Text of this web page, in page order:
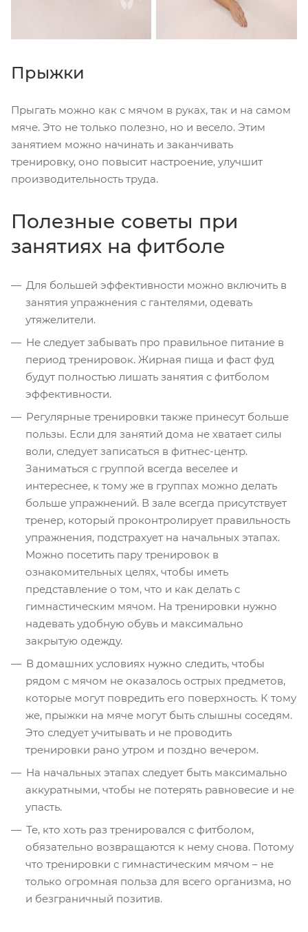
Прыжки
Прыгать можно как с мячом в руках, так и на самом
мяче. Это не только полезно, но и весело. Этим
занятием можно начинать и заканчивать
тренировку, оно повысит настроение, улучшит
производительность труда.
Полезные советы при
занятиях на фитболе
Для большей эффективности можно включить в
занятия упражнения с гантелями, одевать
утяжелители.
Не следует забывать про правильное питание в
период тренировок. Жирная пища и фаст фуд
будут полностью лишать занятия с фитболом
эффективности.
Регулярные тренировки также принесут больше
пользы. Если для занятий дома не хватает силы
воли, следует записаться в фитнес-центр.
Заниматься с группой всегда веселее и
интереснее, к тому же в группах можно делать
больше упражнений. В зале всегда присутствует
тренер, который проконтролирует правильность
упражнения, подстрахует на начальных этапах.
Можно посетить пару тренировок в
ознакомительных целях, чтобы иметь
представление о том, что и как делать с
гимнастическим мячом. На тренировки нужно
надевать удобную обувь и максимально
закрытую одежду.
В домашних условиях нужно следить, чтобы
рядом с мячом не оказалось острых предметов,
которые могут повредить его поверхность. К тому
же, прыжки на мяче могут быть слышны соседям.
Это следует учитывать и не проводить
тренировки рано утром и поздно вечером.
На начальных этапах следует быть максимально
аккуратными, чтобы не потерять равновесие и не
упасть.
Те, кто хоть раз тренировался с фитболом,
обязательно возвращаются к нему снова. Потому
что тренировки с гимнастическим мячом – не
только огромная польза для всего организма, но
и безграничный позитив.